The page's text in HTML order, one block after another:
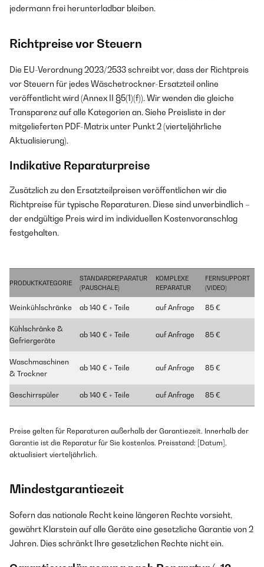
jedermann frei herunterladbar bleiben.
Richtpreise vor Steuern
Die EU-Verordnung 2023/2533 schreibt vor, dass der Richtpreis
vor Steuern für jedes Wäschetrockner-Ersatzteil online
veröffentlicht wird (Annex II §5(1)(f)). Wir wenden die gleiche
Transparenz auf alle Kategorien an. Siehe Preisliste in der
mitgelieferten PDF-Matrix unter Punkt 2 (vierteljährliche
Aktualisierung).
Indikative Reparaturpreise
Zusätzlich zu den Ersatzteilpreisen veröffentlichen wir die
Richtpreise für typische Reparaturen. Diese sind unverbindlich –
der endgültige Preis wird im individuellen Kostenvoranschlag
festgehalten.
PRODUKTKATEGORIE
STANDARDREPARATUR
(PAUSCHALE)
KOMPLEXE
REPARATUR
FERNSUPPORT
(VIDEO)
Weinkühlschränke ab 140 € + Teile auf Anfrage 85 €
Kühlschränke &
Gefriergeräte
ab 140 € + Teile auf Anfrage 85 €
Waschmaschinen
& Trockner
ab 140 € + Teile auf Anfrage 85 €
Geschirrspüler ab 140 € + Teile auf Anfrage 85 €
Preise gelten für Reparaturen außerhalb der Garantiezeit. Innerhalb der
Garantie ist die Reparatur für Sie kostenlos. Preisstand: [Datum],
aktualisiert vierteljährlich.
Mindestgarantiezeit
Sofern das nationale Recht keine längeren Rechte vorsieht,
gewährt Klarstein auf alle Geräte eine gesetzliche Garantie von 2
Jahren. Dies schränkt Ihre gesetzlichen Rechte nicht ein.